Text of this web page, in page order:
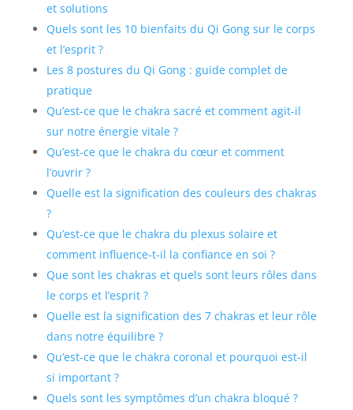
et solutions
Quels sont les 10 bienfaits du Qi Gong sur le corps
et l’esprit ?
Les 8 postures du Qi Gong : guide complet de
pratique
Qu’est-ce que le chakra sacré et comment agit-il
sur notre énergie vitale ?
Qu’est-ce que le chakra du cœur et comment
l’ouvrir ?
Quelle est la signification des couleurs des chakras
?
Qu’est-ce que le chakra du plexus solaire et
comment influence-t-il la confiance en soi ?
Que sont les chakras et quels sont leurs rôles dans
le corps et l’esprit ?
Quelle est la signification des 7 chakras et leur rôle
dans notre équilibre ?
Qu’est-ce que le chakra coronal et pourquoi est-il
si important ?
Quels sont les symptômes d’un chakra bloqué ?